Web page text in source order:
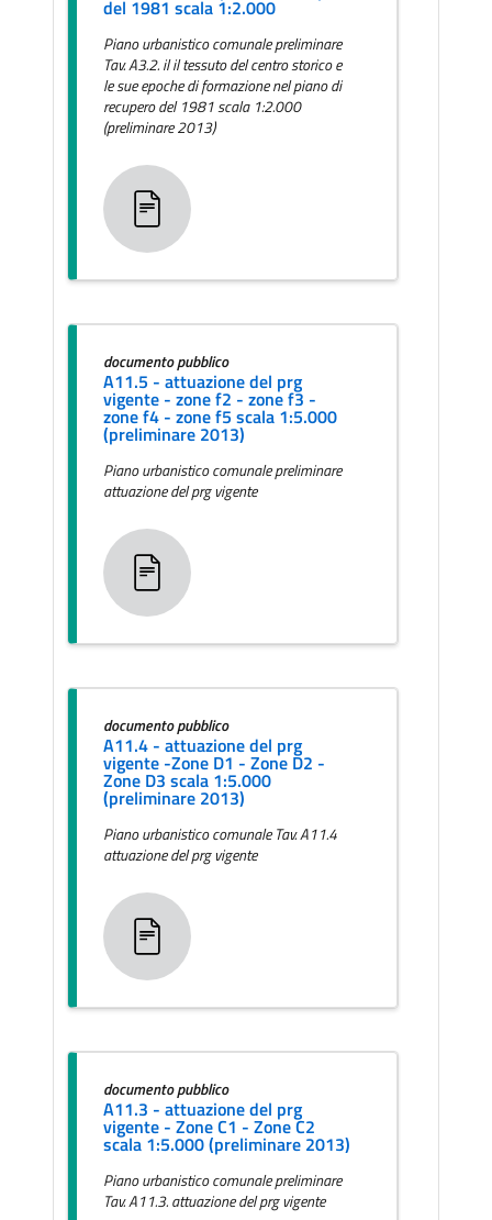
del 1981 scala 1:2.000
Piano urbanistico comunale preliminare
Tav. A3.2. il il tessuto del centro storico e
le sue epoche di formazione nel piano di
recupero del 1981 scala 1:2.000
(preliminare 2013)
documento pubblico
A11.5 - attuazione del prg
vigente - zone f2 - zone f3 -
zone f4 - zone f5 scala 1:5.000
(preliminare 2013)
Piano urbanistico comunale preliminare
attuazione del prg vigente
documento pubblico
A11.4 - attuazione del prg
vigente -Zone D1 - Zone D2 -
Zone D3 scala 1:5.000
(preliminare 2013)
Piano urbanistico comunale Tav. A11.4
attuazione del prg vigente
documento pubblico
A11.3 - attuazione del prg
vigente - Zone C1 - Zone C2
scala 1:5.000 (preliminare 2013)
Piano urbanistico comunale preliminare
Tav. A11.3. attuazione del prg vigente